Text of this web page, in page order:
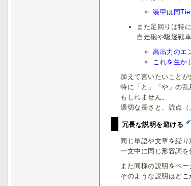
装甲は同
また足回りは特
自走砲や駆逐戦
高出力のエ
これを生か
加えて言いたいこと
特に「と」「や」の
もしれません。
適切な長さと、読点（
冗長な説明を避ける
同じ単語や文章を繰り
一文中に同じ形容詞を
また同様の説明をペ
そのような説明はど